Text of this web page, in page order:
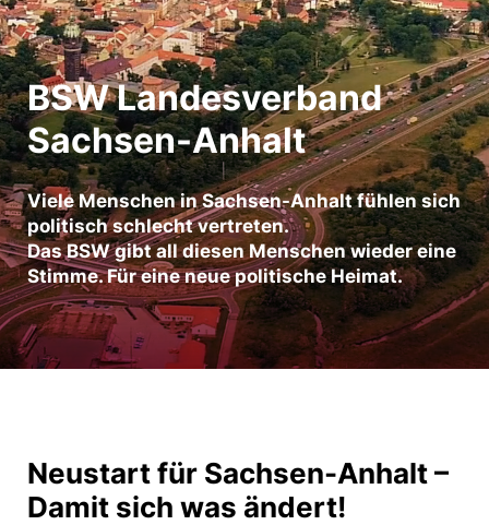
BSW Landesverband
Sachsen-Anhalt
Viele Menschen in Sachsen-Anhalt fühlen sich
politisch schlecht vertreten.
Das BSW gibt all diesen Menschen wieder eine
Stimme. Für eine neue politische Heimat.
Neustart für Sachsen-Anhalt –
Damit sich was ändert!